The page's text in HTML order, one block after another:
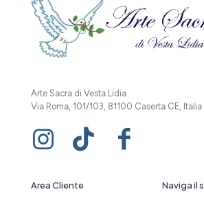
Arte Sacra di Vesta Lidia
Via Roma, 101/103, 81100 Caserta CE, Italia
Area Cliente Naviga il